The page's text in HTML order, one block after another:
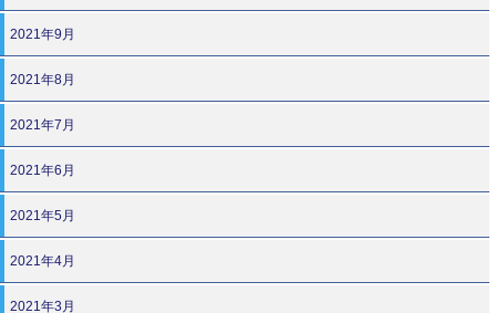
2021年9月
2021年8月
2021年7月
2021年6月
2021年5月
2021年4月
2021年3月